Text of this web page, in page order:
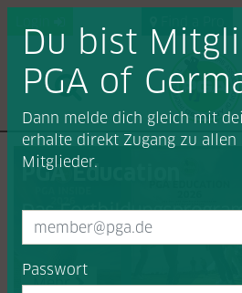
PGA Education
Das
Mehr 
Du bist
PGA of
Dann melde dich gleich mit
erhalte direkt Zugang zu
Mitglieder.
Passwort